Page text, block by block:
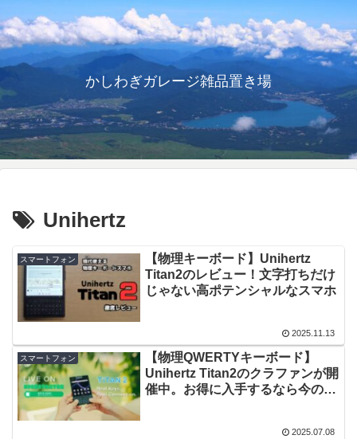
かしわぎガレージ雑品置き場
Unihertz
スマートフォン
【物理キーボード】Unihertz
Titan2のレビュー！文字打ちだけ
じゃない高ポテンシャルなスマホ
2025.11.13
スマートフォン
【物理QWERTYキーボード】
Unihertz Titan2のクラファンが開
催中。お得に入手するなら今のう
2025.07.08